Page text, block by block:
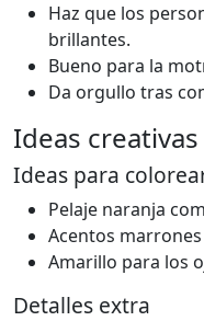
Haz que los
brillantes.
Bueno para la
Da orgullo tras
Ideas
Ideas para
Pelaje naranja
Acentos
Amarillo para los
Detalles extra